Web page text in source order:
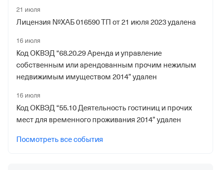
21 июля
Лицензия №ХАБ 016590 ТП от 21 июля 2023 удалена
16 июля
Код ОКВЭД “68.20.29 Аренда и управление
собственным или арендованным прочим нежилым
недвижимым имуществом 2014” удален
16 июля
Код ОКВЭД “55.10 Деятельность гостиниц и прочих
мест для временного проживания 2014” удален
Посмотреть все события